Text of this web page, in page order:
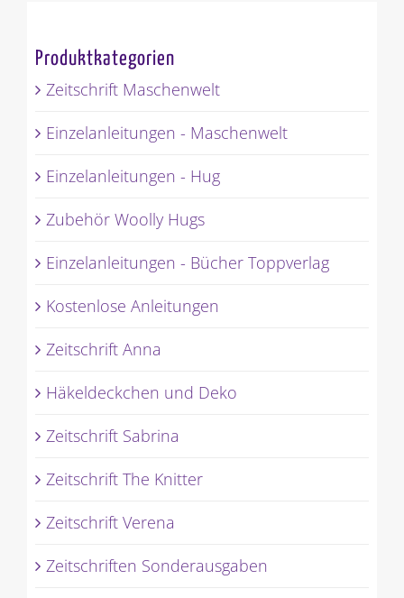
Produktkategorien
Zeitschrift Maschenwelt
Einzelanleitungen - Maschenwelt
Einzelanleitungen - Hug
Zubehör Woolly Hugs
Einzelanleitungen - Bücher Toppverlag
Kostenlose Anleitungen
Zeitschrift Anna
Häkeldeckchen und Deko
Zeitschrift Sabrina
Zeitschrift The Knitter
Zeitschrift Verena
Zeitschriften Sonderausgaben